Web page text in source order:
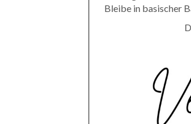
Bleibe in basischer